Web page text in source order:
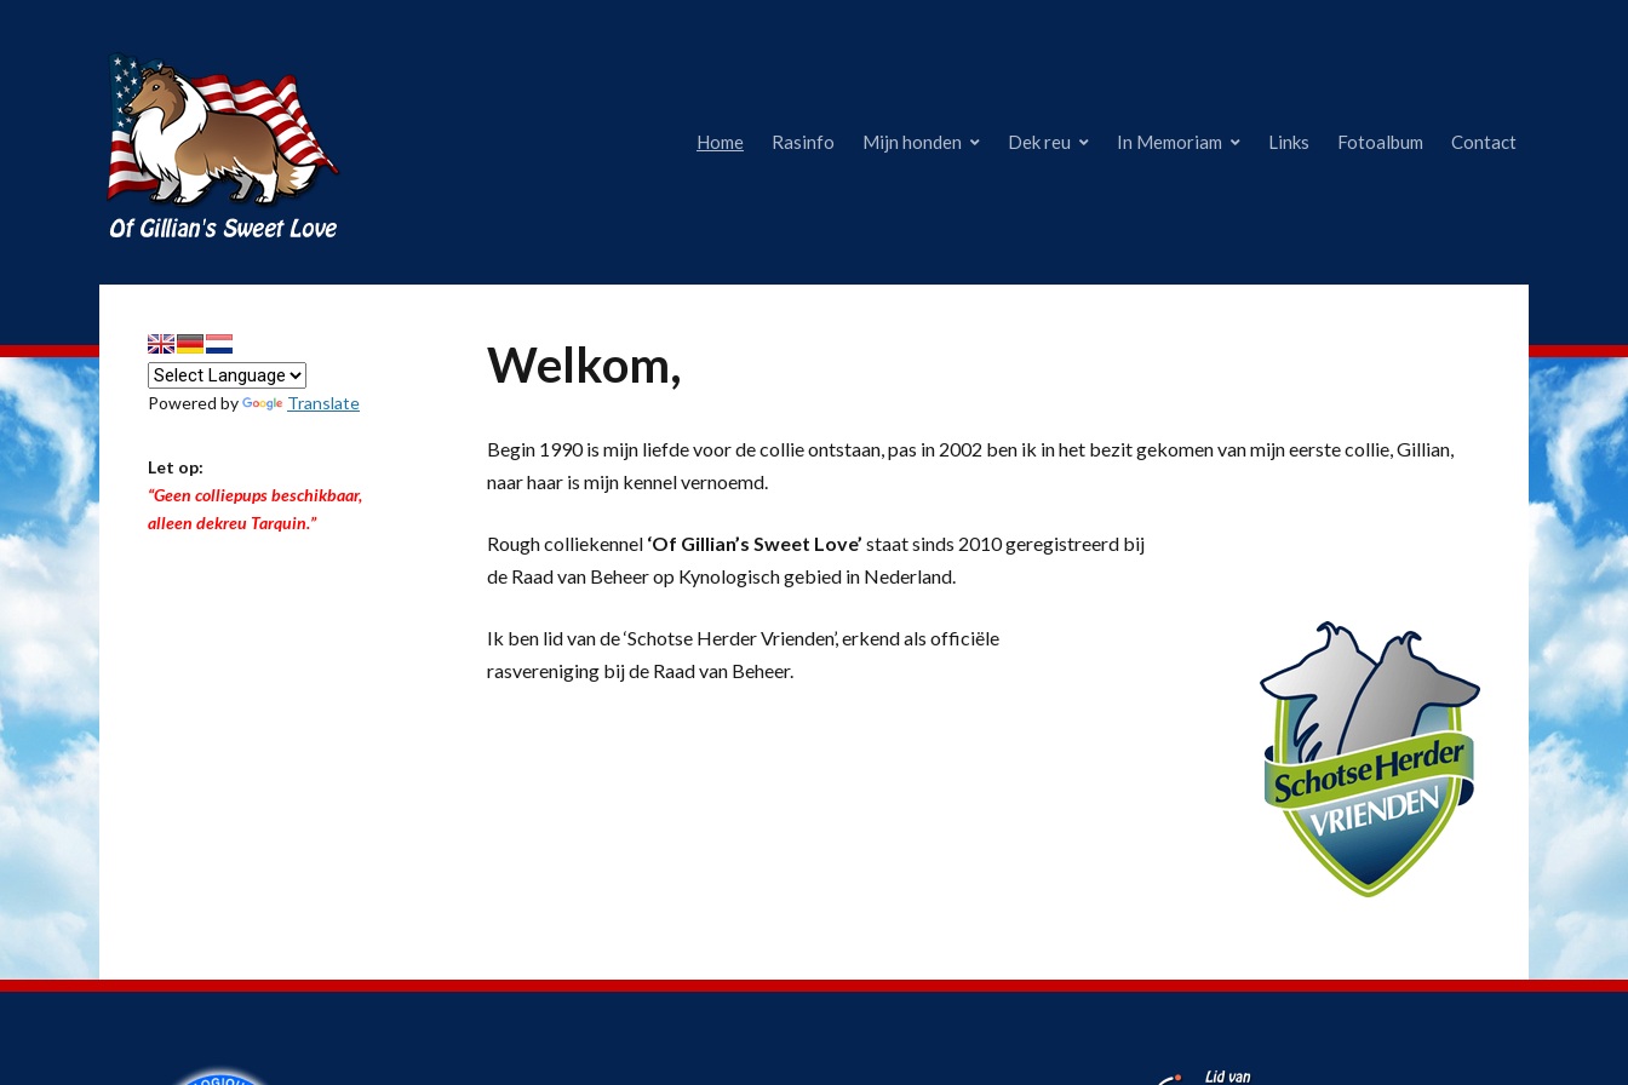
Home Rasinfo Mijn honden Dek reu In Memoriam Links Fotoalbum Contact
Welkom,
Begin 1990 is mijn liefde voor de collie ontstaan, pas in 2002 ben ik in het bezit gekomen van mijn eerste collie, Gillian,
naar haar is mijn kennel vernoemd.
Rough colliekennel ‘Of Gillian’s Sweet Love’ staat sinds 2010 geregistreerd bij
de Raad van Beheer op Kynologisch gebied in Nederland.
Ik ben lid van de ‘Schotse Herder Vrienden’, erkend als officiële
rasvereniging bij de Raad van Beheer.
Powered by Translate
Let op:
“Geen colliepups beschikbaar,
alleen dekreu Tarquin.”